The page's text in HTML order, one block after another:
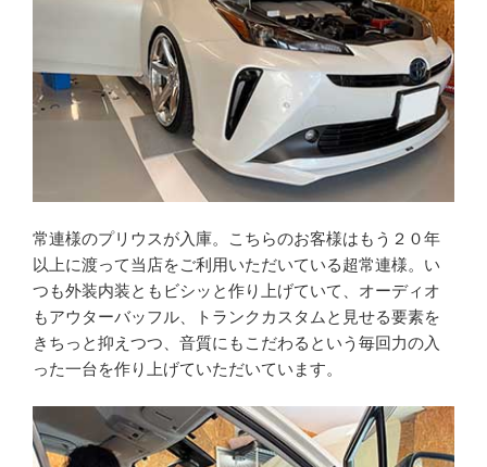
常連様のプリウスが入庫。こちらのお客様はもう２０年
以上に渡って当店をご利用いただいている超常連様。い
つも外装内装ともビシッと作り上げていて、オーディオ
もアウターバッフル、トランクカスタムと見せる要素を
きちっと抑えつつ、音質にもこだわるという毎回力の入
った一台を作り上げていただいています。